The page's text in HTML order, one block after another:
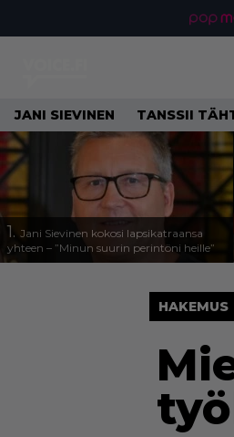
JANI SIEVINEN TANSSII
1. Jani Sievinen kokosi lapsikatraansa
yhteen – ”Minun suurin perintöni heille”
HAKEMUS